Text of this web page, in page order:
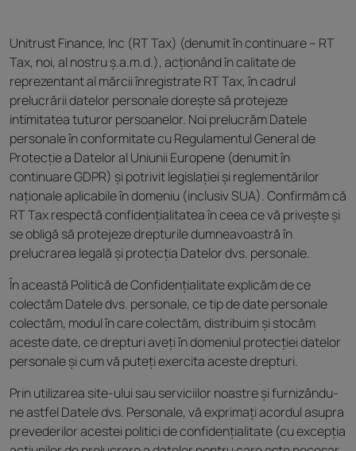
Unitrust Finance, Inc (RT Tax) (denumit în continuare – RT
Tax, noi, al nostru ș.a.m.d.), acționând în calitate de
reprezentant al mărcii înregistrate RT Tax, în cadrul
prelucrării datelor personale dorește să protejeze
intimitatea tuturor persoanelor. Noi prelucrăm Datele
personale în conformitate cu Regulamentul General de
Protecție a Datelor al Uniunii Europene (denumit în
continuare GDPR) și potrivit legislației și reglementărilor
naționale aplicabile în domeniu (inclusiv SUA). Confirmăm că
RT Tax respectă confidențialitatea în ceea ce vă privește și
se obligă să protejeze drepturile dumneavoastră în
prelucrarea legală și protecția Datelor dvs. personale.
În această Politică de Confidențialitate explicăm de ce
colectăm Datele dvs. personale, ce tip de date personale
colectăm, modul în care colectăm, distribuim și stocăm
aceste date, ce drepturi aveți în domeniul protecției datelor
personale și cum vă puteți exercita aceste drepturi.
Prin utilizarea site-ului sau serviciilor noastre și furnizându-
ne astfel Datele dvs. Personale, vă exprimați acordul asupra
prevederilor acestei politici de confidențialitate (cu excepția